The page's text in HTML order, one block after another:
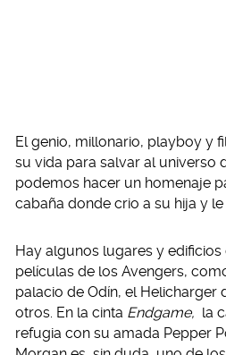
El genio, millonario, playboy y
su vida para salvar al universo
podemos hacer un homenaje
cabaña donde crio a su hija y
Hay algunos lugares y
películas de los Avengers,
palacio de Odín, el Helicharger
otros. En la cinta Endgame, la
refugia con su amada Pepper